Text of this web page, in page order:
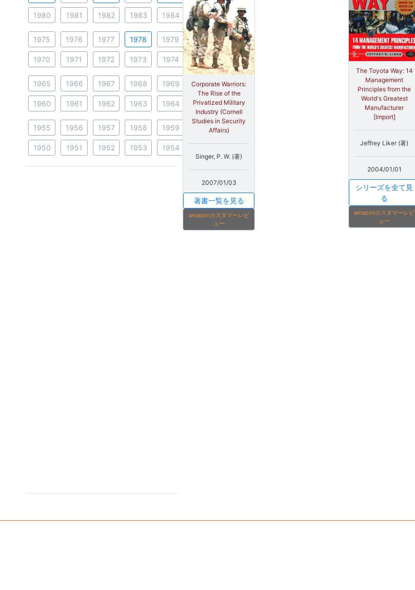
1980 1981 1982 1983 1984
1975 1976 1977 1978 1979
1970 1971 1972 1973 1974
1965 1966 1967 1968 1969
1960 1961 1962 1963 1964
1955 1956 1957 1958 1959
1950 1951 1952 1953 1954
Corporate Warriors:
The Rise of the
Privatized Military
Industry (Cornell
Studies in Security
Affairs)
Singer, P. W. (著)
2007/01/03
著書一覧を見る
amazonカスタマーレビ
ュー
The Toyota Way: 14
Management
Principles from the
World's Greatest
Manufacturer
[Import]
Jeffrey Liker (著)
2004/01/01
シリーズを全て見
る
amazonカスタマーレビ
ュー